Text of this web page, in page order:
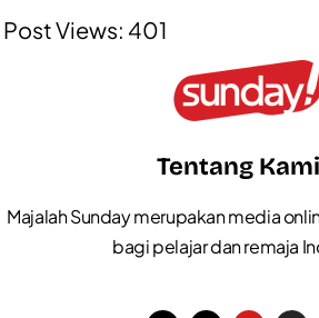
Post Views: 401
Tentang Kami
Majalah Sunday merupakan media
bagi pelajar dan remaja